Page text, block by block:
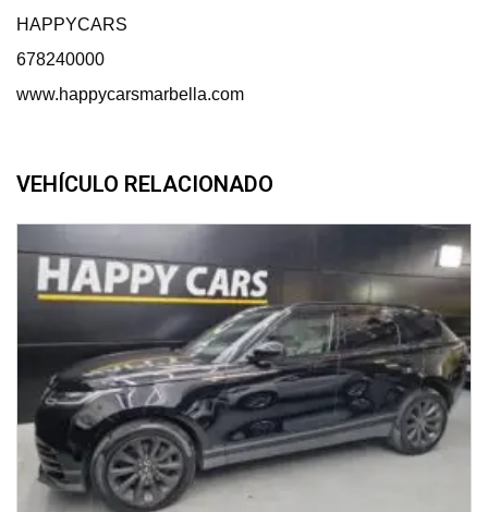
HAPPYCARS
678240000
www.happycarsmarbella.com
VEHÍCULO RELACIONADO